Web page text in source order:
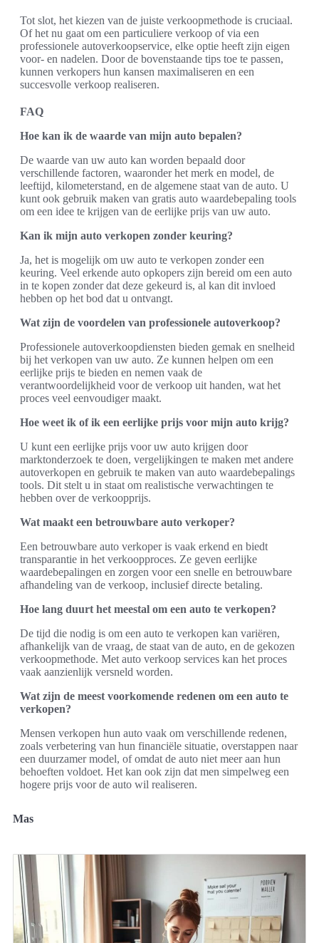
Tot slot, het kiezen van de juiste verkoopmethode is cruciaal.
Of het nu gaat om een particuliere verkoop of via een
professionele autoverkoopservice, elke optie heeft zijn eigen
voor- en nadelen. Door de bovenstaande tips toe te passen,
kunnen verkopers hun kansen maximaliseren en een
succesvolle verkoop realiseren.
FAQ
Hoe kan ik de waarde van mijn auto bepalen?
De waarde van uw auto kan worden bepaald door
verschillende factoren, waaronder het merk en model, de
leeftijd, kilometerstand, en de algemene staat van de auto. U
kunt ook gebruik maken van gratis auto waardebepaling tools
om een idee te krijgen van de eerlijke prijs van uw auto.
Kan ik mijn auto verkopen zonder keuring?
Ja, het is mogelijk om uw auto te verkopen zonder een
keuring. Veel erkende auto opkopers zijn bereid om een auto
in te kopen zonder dat deze gekeurd is, al kan dit invloed
hebben op het bod dat u ontvangt.
Wat zijn de voordelen van professionele autoverkoop?
Professionele autoverkoopdiensten bieden gemak en snelheid
bij het verkopen van uw auto. Ze kunnen helpen om een
eerlijke prijs te bieden en nemen vaak de
verantwoordelijkheid voor de verkoop uit handen, wat het
proces veel eenvoudiger maakt.
Hoe weet ik of ik een eerlijke prijs voor mijn auto krijg?
U kunt een eerlijke prijs voor uw auto krijgen door
marktonderzoek te doen, vergelijkingen te maken met andere
autoverkopen en gebruik te maken van auto waardebepalings
tools. Dit stelt u in staat om realistische verwachtingen te
hebben over de verkoopprijs.
Wat maakt een betrouwbare auto verkoper?
Een betrouwbare auto verkoper is vaak erkend en biedt
transparantie in het verkoopproces. Ze geven eerlijke
waardebepalingen en zorgen voor een snelle en betrouwbare
afhandeling van de verkoop, inclusief directe betaling.
Hoe lang duurt het meestal om een auto te verkopen?
De tijd die nodig is om een auto te verkopen kan variëren,
afhankelijk van de vraag, de staat van de auto, en de gekozen
verkoopmethode. Met auto verkoop services kan het proces
vaak aanzienlijk versneld worden.
Wat zijn de meest voorkomende redenen om een auto te
verkopen?
Mensen verkopen hun auto vaak om verschillende redenen,
zoals verbetering van hun financiële situatie, overstappen naar
een duurzamer model, of omdat de auto niet meer aan hun
behoeften voldoet. Het kan ook zijn dat men simpelweg een
hogere prijs voor de auto wil realiseren.
Mas